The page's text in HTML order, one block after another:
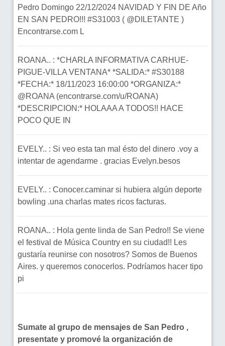
Pedro Domingo 22/12/2024 NAVIDAD Y FIN DE Año
EN SAN PEDRO!!! #S31003 ( @DILETANTE )
Encontrarse.com L
ROANA.. : *CHARLA INFORMATIVA CARHUE-
PIGUE-VILLA VENTANA* *SALIDA:* #S30188
*FECHA:* 18/11/2023 16:00:00 *ORGANIZA:*
@ROANA (encontrarse.com/u/ROANA)
*DESCRIPCION:* HOLAAA A TODOS!! HACE
POCO QUE IN
EVELY.. : Si veo esta tan mal ésto del dinero .voy a
intentar de agendarme . gracias Evelyn.besos
EVELY.. : Conocer.caminar si hubiera algún deporte
bowling .una charlas mates ricos facturas.
ROANA.. : Hola gente linda de San Pedro!! Se viene
el festival de Música Country en su ciudad!! Les
gustaría reunirse con nosotros? Somos de Buenos
Aires. y queremos conocerlos. Podríamos hacer tipo
pi
Sumate al grupo de mensajes de San Pedro ,
presentate y promové la organización de